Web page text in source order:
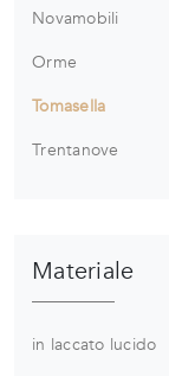
Novamobili
Orme
Tomasella
Trentanove
Materiale
in laccato lucido